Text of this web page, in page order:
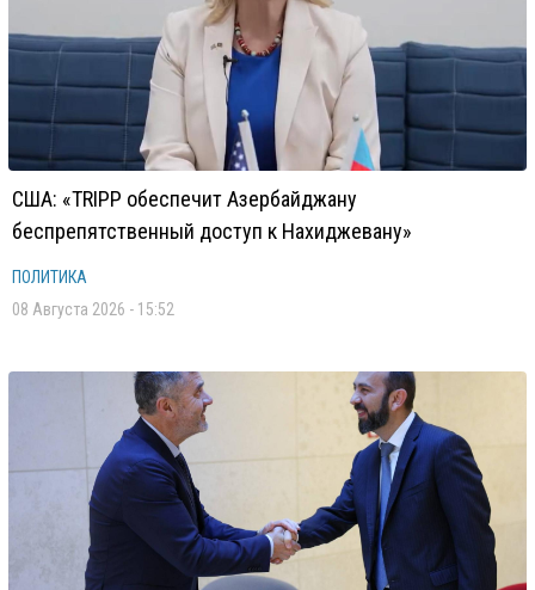
США: «TRIPP обеспечит Азербайджану
беспрепятственный доступ к Нахиджевану»
ПОЛИТИКА
08 Августа 2026 - 15:52